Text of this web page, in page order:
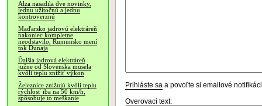
Alza nasadila dve novinky,
jednu užitočnú a jednu
kontroverznú
Maďarsko jadrovú elektráreň
nakoniec kompletne
neodstavilo, Rumunsko mení
tok Dunaja
Ďalšia jadrová elektráreň
južne od Slovenska musela
kvôli teplu znížiť výkon
Železnice znižujú kvôli teplu
rýchlosť iba na 50 km/h,
spôsobuje to meškanie
Prihláste sa a povoľte si emailové
Overovací text: